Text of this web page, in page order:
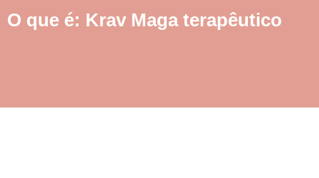
O que é: Krav Maga terapêutico